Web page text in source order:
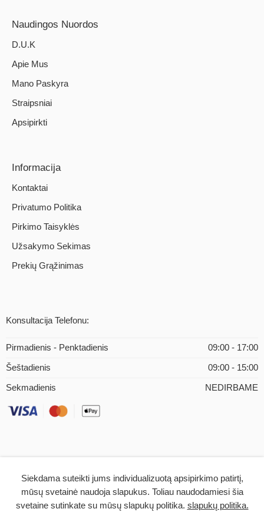
Naudingos Nuordos
D.U.K
Apie Mus
Mano Paskyra
Straipsniai
Apsipirkti
Informacija
Kontaktai
Privatumo Politika
Pirkimo Taisyklės
Užsakymo Sekimas
Prekių Grąžinimas
Konsultacija Telefonu:
Pirmadienis - Penktadienis 09:00 - 17:00
Šeštadienis 09:00 - 15:00
Sekmadienis NEDIRBAME
© 2026 – iMEDICAL.LT | Visos teisės saugomos
Siekdama suteikti jums individualizuotą apsipirkimo patirtį,
mūsų svetainė naudoja slapukus. Toliau naudodamiesi šia
svetaine sutinkate su mūsų slapukų politika. slapukų politika.